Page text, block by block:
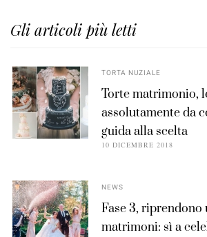
Gli articoli più letti
TORTA NUZIALE
Torte matrimonio,
assolutamente da
guida alla scelta
10 DICEMBRE 2018
NEWS
Fase 3,
matrimoni: sì a